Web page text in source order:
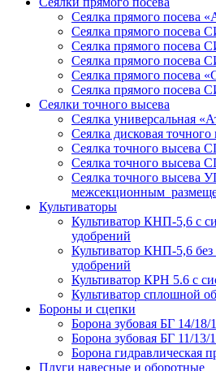
Сеялка прямого посева
Сеялка прямого посева
Сеялка прямого посева
Сеялка прямого посева
Сеялка прямого посева
Сеялка прямого посева
Сеялки точного высева
Сеялка универсальная
Сеялка дисковая
Сеялка точного высева
Сеялка точного высева
Сеялка точного высева
межсекционным
Культиваторы
Культиватор КНП-5,6 с
удобрений
Культиватор КНП-5,6 без
удобрений
Культиватор КРН 5.6 с
Культиватор сплошной
Бороны и сцепки
Борона зубовая БГ 14/18/
Борона зубовая БГ 11/13/
Борона гидравлическая
Плуги навесные и оборотные